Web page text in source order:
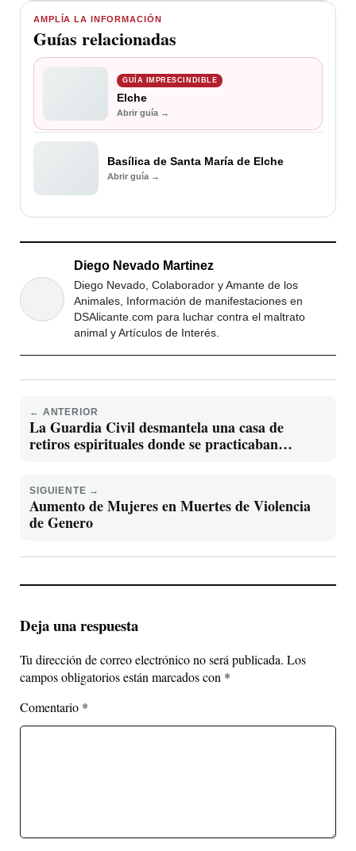
AMPLÍA LA INFORMACIÓN
Guías relacionadas
GUÍA IMPRESCINDIBLE
Elche
Abrir guía →
Basílica de Santa María de Elche
Abrir guía →
Diego Nevado Martinez
Diego Nevado, Colaborador y Amante de los
Animales, Información de manifestaciones en
DSAlicante.com para luchar contra el maltrato
animal y Artículos de Interés.
← ANTERIOR
La Guardia Civil desmantela una casa de
retiros espirituales donde se practicaban
SIGUIENTE →
Aumento de Mujeres en Muertes de Violencia
de Genero
Deja una respuesta
Tu dirección de correo electrónico no será publicada. Los
campos obligatorios están marcados con *
Comentario *